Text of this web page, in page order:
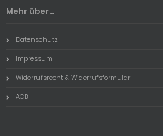
Mehr über...
Datenschutz
Impressum
Widerrufsrecht & Widerrufsformular
AGB